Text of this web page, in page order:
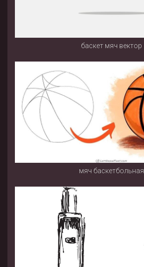
баскет мяч вектор
мяч баскетбольная